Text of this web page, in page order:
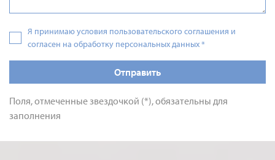
Я принимаю условия пользовательского соглашения и
согласен на обработку персональных данных*
Отправить
Поля, отмеченные звездочкой (*), обязательны для
заполнения